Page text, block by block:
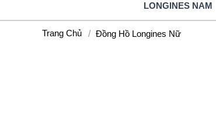
LONGINES NAM
Trang Chủ Đồng Hồ Longines Nữ